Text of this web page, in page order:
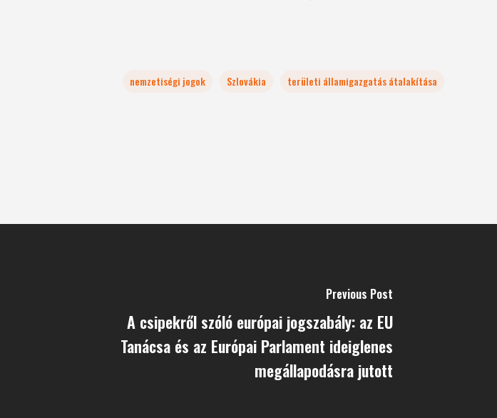
nemzetiségi jogok Szlovákia területi államigazgatás átalakítása
Previous Post
A csipekről szóló európai jogszabály: az EU
Tanácsa és az Európai Parlament ideiglenes
megállapodásra jutott